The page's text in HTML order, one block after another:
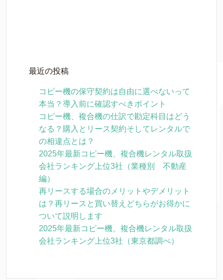
最近の投稿
コピー機の保守契約は自由に選べないって
本当？導入前に確認すべきポイント
コピー機、複合機の仕訳で勘定科目はどう
なる？購入とリース契約そしてレンタルで
の相違点とは？
2025年最新コピー機、複合機レンタル取扱
会社ランキング上位3社（業種別 不動産
編）
再リースする場合のメリットやデメリット
は？再リースと買い替えどちらがお得かに
ついて説明します
2025年最新コピー機、複合機レンタル取扱
会社ランキング上位3社（東京都調べ）